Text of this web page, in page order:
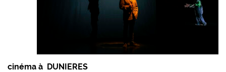
cinéma à DUNIERES